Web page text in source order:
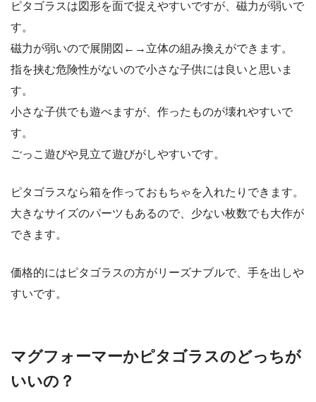
ピタゴラスは図形を面で捉えやすいですが、磁力が弱いで
す。
磁力が弱いので展開図←→立体の組み換えができます。
指を挟む危険性がないので小さな子供には良いと思いま
す。
小さな子供でも遊べますが、作ったものが壊れやすいで
す。
ごっこ遊びや見立て遊びがしやすいです。
ピタゴラスなら箱を作っておもちゃを入れたりできます。
大きなサイズのパーツもあるので、少ない枚数でも大作が
できます。
価格的にはピタゴラスの方がリーズナブルで、手を出しや
すいです。
マグフォーマーかピタゴラスのどっちが
いいの？